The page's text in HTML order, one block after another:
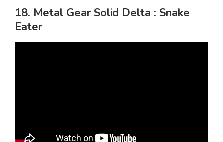
18. Metal Gear Solid Delta : Snake
Eater